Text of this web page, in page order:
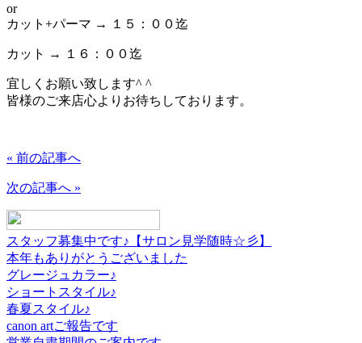
or
カット+パーマ → １５：００迄
カット → １６：００迄
宜しくお願い致します^ ^
皆様のご来店心よりお待ちしております。
« 前の記事へ
次の記事へ »
スタッフ募集中です♪【サロン見学随時☆彡】
本年もありがとうございました
グレージュカラー♪
ショートスタイル♪
春夏スタイル♪
canon artご報告です